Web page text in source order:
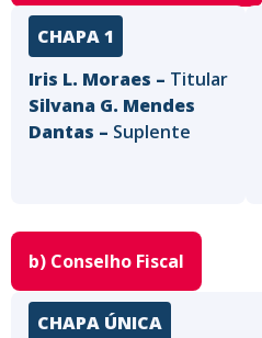
CHAPA 1
Iris L. Moraes – Titular
Silvana G. Mendes
Dantas – Suplente
b) Conselho Fiscal
CHAPA ÚNICA